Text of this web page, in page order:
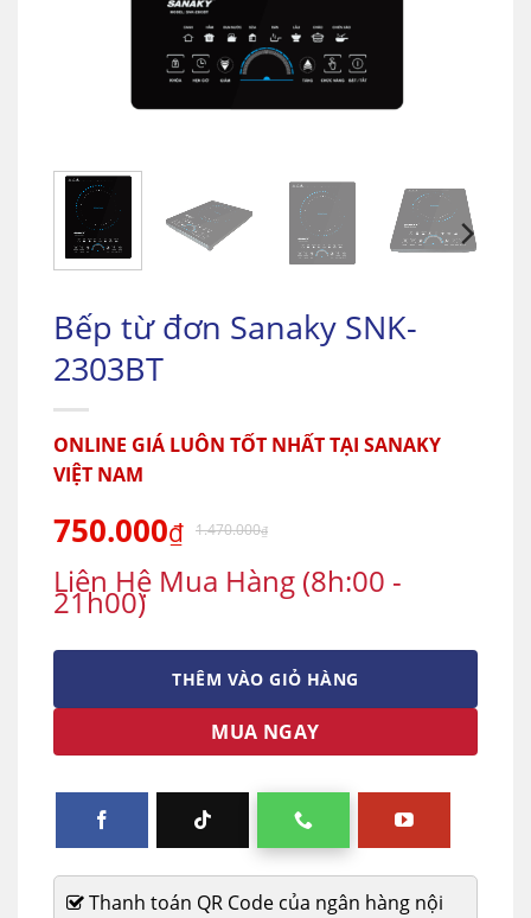
Bếp từ đơn Sanaky SNK-
2303BT
ONLINE GIÁ LUÔN TỐT NHẤT TẠI SANAKY
VIỆT NAM
750.000₫ 1.470.000₫
Liên Hệ Mua Hàng (8h:00 -
21h00)
THÊM VÀO GIỎ HÀNG
MUA NGAY
Thanh toán QR Code của ngân hàng nội